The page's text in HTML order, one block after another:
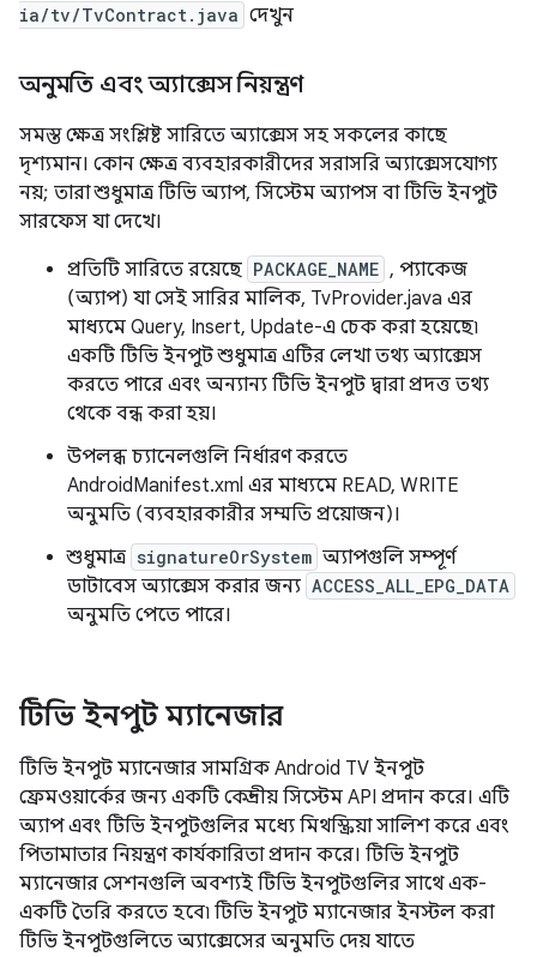
ia/tv/TvContract.java দেখুন
অনুমতি এবং অ্যাক্সেস নিয়ন্ত্রণ
সমস্ত ক্ষেত্র সংশ্লিষ্ট সারিতে অ্যাক্সেস সহ সকলের কাছে
দৃশ্যমান। কোন ক্ষেত্র ব্যবহারকারীদের সরাসরি অ্যাক্সেসযোগ্য
নয়; তারা শুধুমাত্র টিভি অ্যাপ, সিস্টেম অ্যাপস বা টিভি ইনপুট
সারফেস যা দেখে।
প্রতিটি সারিতে রয়েছে PACKAGE_NAME , প্যাকেজ
(অ্যাপ) যা সেই সারির মালিক, TvProvider.java এর
মাধ্যমে Query, Insert, Update-এ চেক করা হয়েছে৷
একটি টিভি ইনপুট শুধুমাত্র এটির লেখা তথ্য অ্যাক্সেস
করতে পারে এবং অন্যান্য টিভি ইনপুট দ্বারা প্রদত্ত তথ্য
থেকে বন্ধ করা হয়।
উপলব্ধ চ্যানেলগুলি নির্ধারণ করতে
AndroidManifest.xml এর মাধ্যমে READ, WRITE
অনুমতি (ব্যবহারকারীর সম্মতি প্রয়োজন)।
শুধুমাত্র signatureOrSystem অ্যাপগুলি সম্পূর্ণ
ডাটাবেস অ্যাক্সেস করার জন্য ACCESS_ALL_EPG_DATA
অনুমতি পেতে পারে।
টিভি ইনপুট ম্যানেজার
টিভি ইনপুট ম্যানেজার সামগ্রিক Android TV ইনপুট
ফ্রেমওয়ার্কের জন্য একটি কেন্দ্রীয় সিস্টেম API প্রদান করে। এটি
অ্যাপ এবং টিভি ইনপুটগুলির মধ্যে মিথস্ক্রিয়া সালিশ করে এবং
পিতামাতার নিয়ন্ত্রণ কার্যকারিতা প্রদান করে। টিভি ইনপুট
ম্যানেজার সেশনগুলি অবশ্যই টিভি ইনপুটগুলির সাথে এক-
একটি তৈরি করতে হবে৷ টিভি ইনপুট ম্যানেজার ইনস্টল করা
টিভি ইনপুটগুলিতে অ্যাক্সেসের অনুমতি দেয় যাতে